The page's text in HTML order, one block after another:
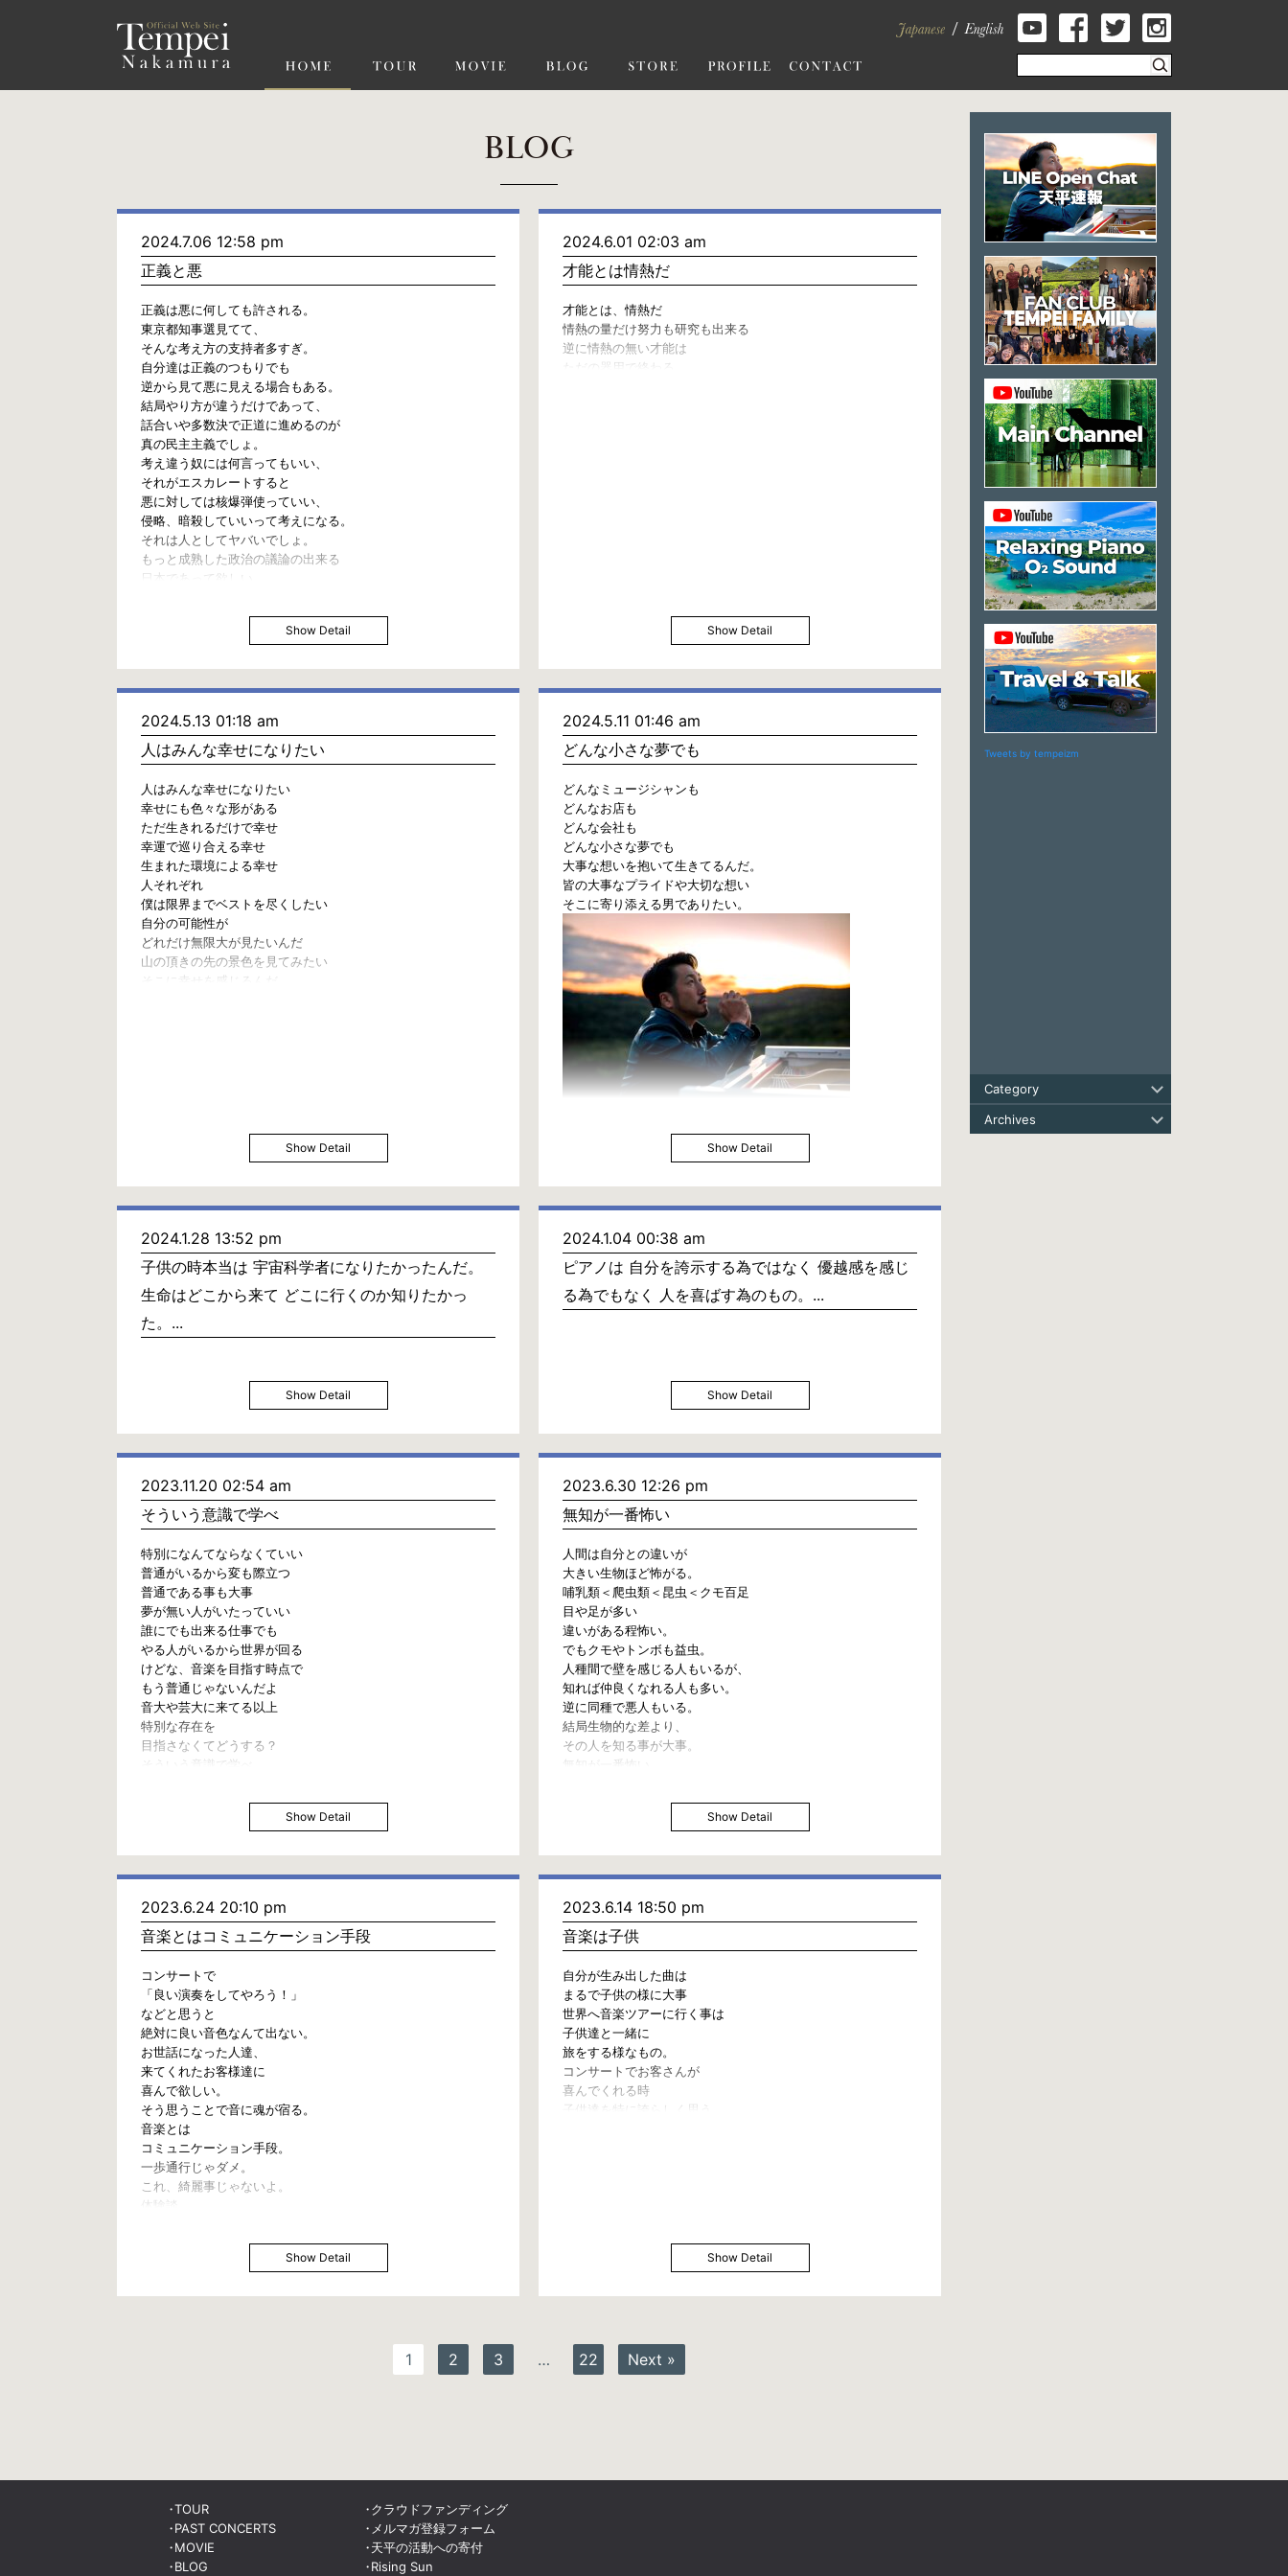
Tweets by tempeizm
Category
Archives
BLOG
2024.7.06 12:58 pm
正義と悪
正義は悪に何しても許される。
東京都知事選見てて、
そんな考え方の支持者多すぎ。
自分達は正義のつもりでも
逆から見て悪に見える場合もある。
結局やり方が違うだけであって、
話合いや多数決で正道に進めるのが
真の民主主義でしょ。
考え違う奴には何言ってもいい、
それがエスカレートすると
悪に対しては核爆弾使っていい、
侵略、暗殺していいって考えになる。
それは人としてヤバいでしょ。
もっと成熟した政治の議論の出来る
日本であって欲しい。
Show Detail
2024.6.01 02:03 am
才能とは情熱だ
才能とは、情熱だ
情熱の量だけ努力も研究も出来る
逆に情熱の無い才能は
ただの器用で終わる。
Show Detail
2024.5.13 01:18 am
人はみんな幸せになりたい
人はみんな幸せになりたい
幸せにも色々な形がある
ただ生きれるだけで幸せ
幸運で巡り合える幸せ
生まれた環境による幸せ
人それぞれ
僕は限界までベストを尽くしたい
自分の可能性が
どれだけ無限大が見たいんだ
山の頂きの先の景色を見てみたい
そこに幸せを感じるんだ
Show Detail
2024.5.11 01:46 am
どんな小さな夢でも
どんなミュージシャンも
どんなお店も
どんな会社も
どんな小さな夢でも
大事な想いを抱いて生きてるんだ。
皆の大事なプライドや大切な想い
そこに寄り添える男でありたい。
Show Detail
2024.1.28 13:52 pm
子供の時本当は 宇宙科学者になりたかったんだ。
生命はどこから来て どこに行くのか知りたかっ
た。...
Show Detail
2024.1.04 00:38 am
ピアノは 自分を誇示する為ではなく 優越感を感じ
る為でもなく 人を喜ばす為のもの。...
Show Detail
2023.11.20 02:54 am
そういう意識で学べ
特別になんてならなくていい
普通がいるから変も際立つ
普通である事も大事
夢が無い人がいたっていい
誰にでも出来る仕事でも
やる人がいるから世界が回る
けどな、音楽を目指す時点で
もう普通じゃないんだよ
音大や芸大に来てる以上
特別な存在を
目指さなくてどうする？
そういう意識で学べ
Show Detail
2023.6.30 12:26 pm
無知が一番怖い
人間は自分との違いが
大きい生物ほど怖がる。
哺乳類＜爬虫類＜昆虫＜クモ百足
目や足が多い
違いがある程怖い。
でもクモやトンボも益虫。
人種間で壁を感じる人もいるが、
知れば仲良くなれる人も多い。
逆に同種で悪人もいる。
結局生物的な差より、
その人を知る事が大事。
無知が一番怖い。
Show Detail
2023.6.24 20:10 pm
音楽とはコミュニケーション手段
コンサートで
「良い演奏をしてやろう！」
などと思うと
絶対に良い音色なんて出ない。
お世話になった人達、
来てくれたお客様達に
喜んで欲しい。
そう思うことで音に魂が宿る。
音楽とは
コミュニケーション手段。
一歩通行じゃダメ。
これ、綺麗事じゃないよ。
体験談。
Show Detail
2023.6.14 18:50 pm
音楽は子供
自分が生み出した曲は
まるで子供の様に大事
世界へ音楽ツアーに行く事は
子供達と一緒に
旅をする様なもの。
コンサートでお客さんが
喜んでくれる時
子供達を特に誇らしく思う。
Show Detail
1 2 3 … 22 Next »
TOUR
PAST CONCERTS
MOVIE
BLOG
クラウドファンディング
メルマガ登録フォーム
天平の活動への寄付
Rising Sun